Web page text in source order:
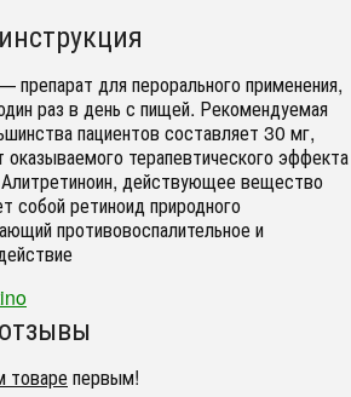
препарат для перорального применения,
раз в день с пищей. Рекомендуемая
пациентов составляет 30 мг,
оказываемого терапевтического эффекта
действующее вещество
собой ретиноид природного
противовоспалительное и
товарепервым!